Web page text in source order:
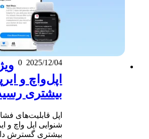
2025/12/04
0
اپل‌واچ و
بیشتری
اپل قابلیت‌های
شنوایی اپل واچ و
بیشتری گسترش داد.